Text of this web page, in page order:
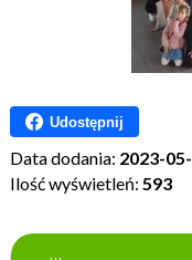
Udostępnij
Data dodania: 2023-
Ilość wyświetleń: 593